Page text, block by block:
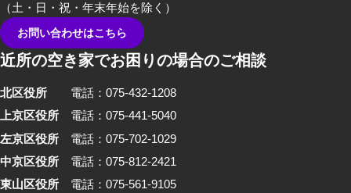
（土・日・祝・年末年始を除く）
お問い合わせはこちら
近所の空き家でお困りの場合のご相談
北区役所
電話：075-432-1208
上京区役所
電話：075-441-5040
左京区役所
電話：075-702-1029
中京区役所
電話：075-812-2421
東山区役所
電話：075-561-9105